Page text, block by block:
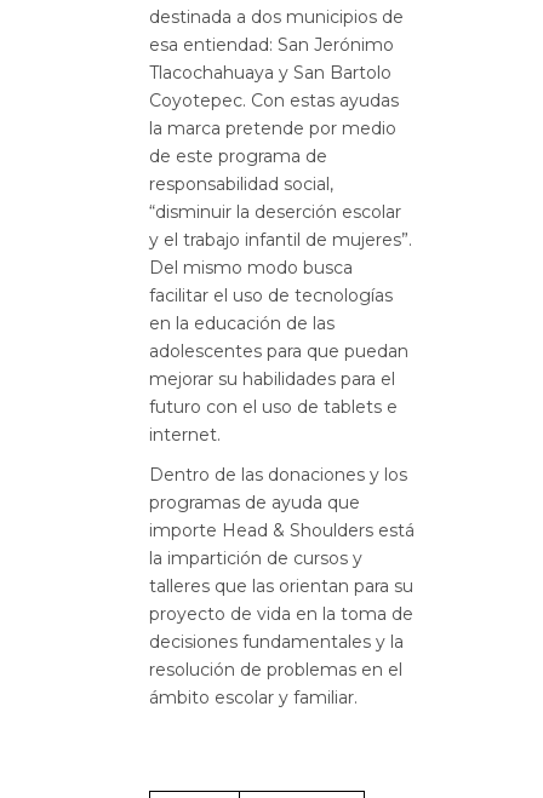
destinada a dos municipios de
esa entiendad: San Jerónimo
Tlacochahuaya y San Bartolo
Coyotepec. Con estas ayudas
la marca pretende por medio
de este programa de
responsabilidad social,
“disminuir la deserción escolar
y el trabajo infantil de mujeres”.
Del mismo modo busca
facilitar el uso de tecnologías
en la educación de las
adolescentes para que puedan
mejorar su habilidades para el
futuro con el uso de tablets e
internet.
Dentro de las donaciones y los
programas de ayuda que
importe Head & Shoulders está
la impartición de cursos y
talleres que las orientan para su
proyecto de vida en la toma de
decisiones fundamentales y la
resolución de problemas en el
ámbito escolar y familiar.